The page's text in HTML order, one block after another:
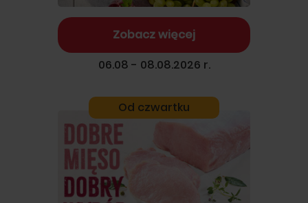
Zobacz więcej
06.08 - 08.08.2026 r.
Od czwartku